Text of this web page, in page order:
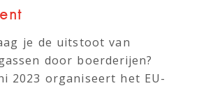
je de uitstoot van
door boerderijen?
2023 organiseert het EU-